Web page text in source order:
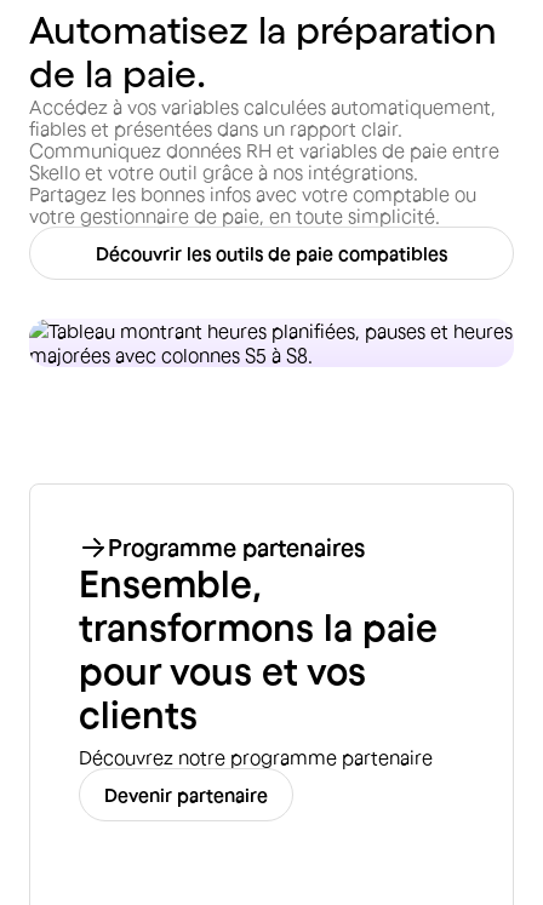
Automatisez la préparation
de la paie.
Accédez à vos variables calculées automatiquement,
fiables et présentées dans un rapport clair.
Communiquez données RH et variables de paie entre
Skello et votre outil grâce à nos intégrations.
Partagez les bonnes infos avec votre comptable ou
votre gestionnaire de paie, en toute simplicité.
Découvrir les outils de paie compatibles
Programme partenaires
Ensemble,
transformons la paie
pour vous et vos
clients
Découvrez notre programme partenaire
Devenir partenaire